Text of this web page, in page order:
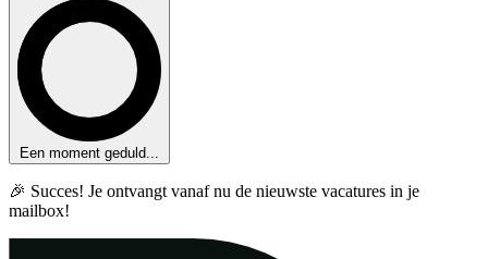
Een moment geduld...
🎉 Succes! Je ontvangt vanaf nu de nieuwste vacatures in je
mailbox!